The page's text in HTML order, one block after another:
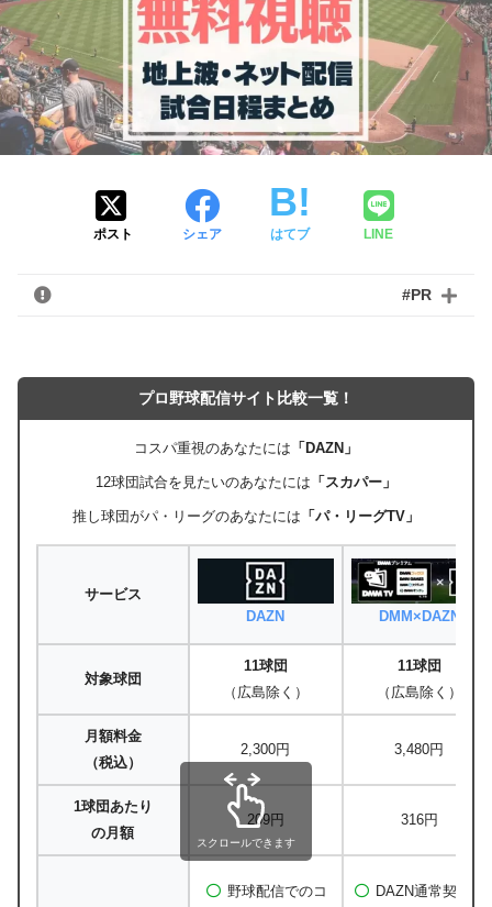
ポスト シェア はてブ LINE
#PR
プロ野球配信サイト比較一覧！
コスパ重視のあなたには 「DAZN」
12球団試合を見たいのあなたには 「スカパー」
推し球団がパ・リーグのあなたには 「パ・リーグTV」
サービス
DAZN
DMM×DAZN
対象球団
11球団
（広島除く）
11球団
（広島除く）
月額料金
（税込）
2,300円 3,480円
1球団あたり
の月額
209円 316円
野球配信でのコ
DAZN通常契約よ
スクロールできます